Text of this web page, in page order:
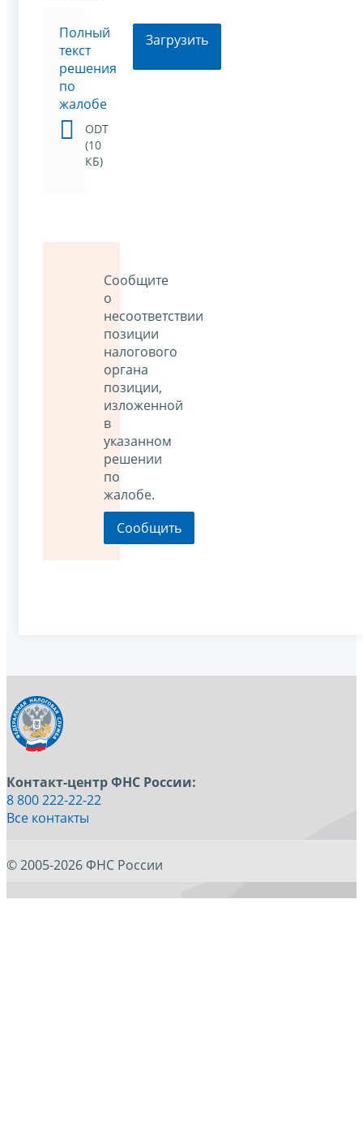
Полный
текст
решения
по
жалобе
ODT
(10
КБ)
Загрузить
Сообщите
о
несоответствии
позиции
налогового
органа
позиции,
изложенной
в
указанном
решении
по
жалобе.
Контакт-центр ФНС России:
8 800 222-22-22
Все контакты
© 2005-2026 ФНС России